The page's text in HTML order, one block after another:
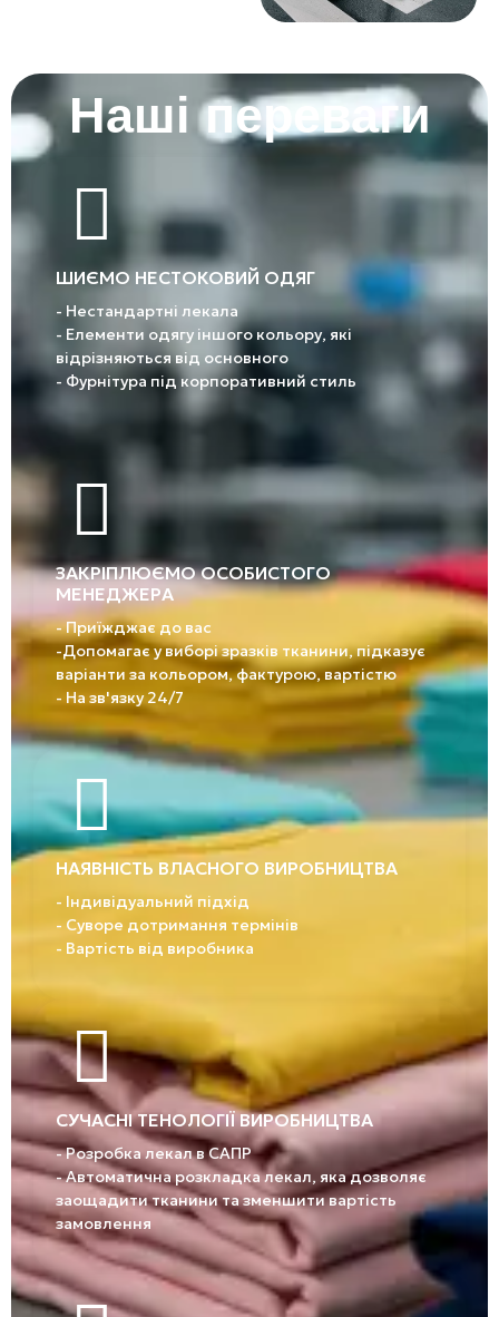
Наші переваги
ШИЄМО НЕСТОКОВИЙ ОДЯГ
- Нестандартні лекала
- Елементи одягу іншого кольору, які
відрізняються від основного
- Фурнітура під корпоративний стиль
ЗАКРІПЛЮЄМО ОСОБИСТОГО
МЕНЕДЖЕРА
- Приїжджає до вас
-Допомагає у виборі зразків тканини, підказує
варіанти за кольором, фактурою, вартістю
- На зв'язку 24/7
НАЯВНІСТЬ ВЛАСНОГО ВИРОБНИЦТВА
- Індивідуальний підхід
- Суворе дотримання термінів
- Вартість від виробника
СУЧАСНІ ТЕНОЛОГІЇ ВИРОБНИЦТВА
- Розробка лекал в САПР
- Автоматична розкладка лекал, яка дозволяє
заощадити тканини та зменшити вартість
замовлення